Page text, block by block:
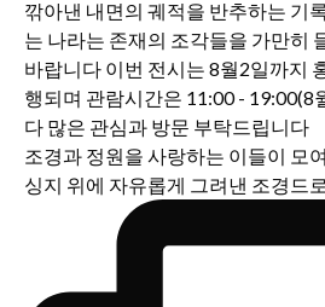
조경과 정원을 사랑하는 이들이 모
싱지 위에 자유롭게 그려낸 조경드